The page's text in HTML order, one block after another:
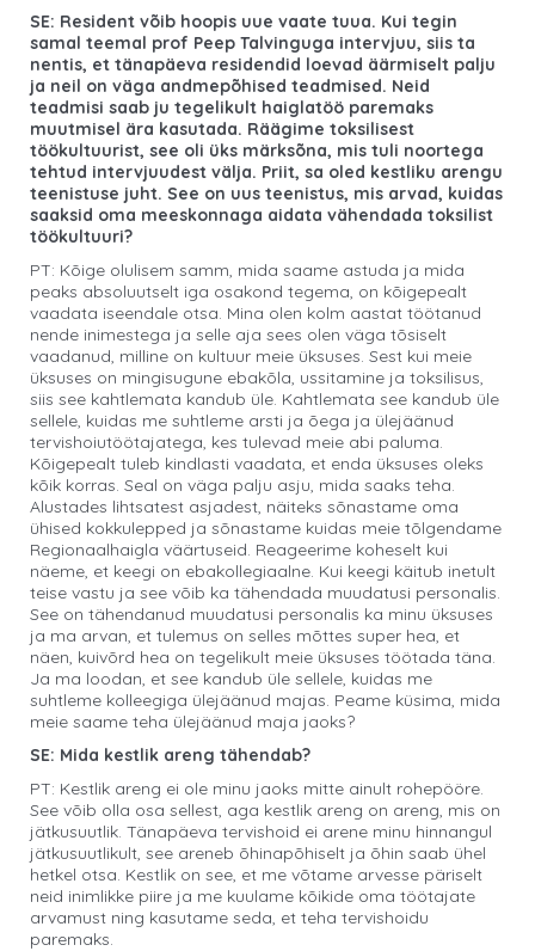
SE: Resident võib hoopis uue vaate tuua. Kui tegin
samal teemal prof Peep Talvinguga intervjuu, siis ta
nentis, et tänapäeva residendid loevad äärmiselt palju
ja neil on väga andmepõhised teadmised. Neid
teadmisi saab ju tegelikult haiglatöö paremaks
muutmisel ära kasutada. Räägime toksilisest
töökultuurist, see oli üks märksõna, mis tuli noortega
tehtud intervjuudest välja. Priit, sa oled kestliku arengu
teenistuse juht. See on uus teenistus, mis arvad, kuidas
saaksid oma meeskonnaga aidata vähendada toksilist
töökultuuri?
PT: Kõige olulisem samm, mida saame astuda ja mida
peaks absoluutselt iga osakond tegema, on kõigepealt
vaadata iseendale otsa. Mina olen kolm aastat töötanud
nende inimestega ja selle aja sees olen väga tõsiselt
vaadanud, milline on kultuur meie üksuses. Sest kui meie
üksuses on mingisugune ebakõla, ussitamine ja toksilisus,
siis see kahtlemata kandub üle. Kahtlemata see kandub üle
sellele, kuidas me suhtleme arsti ja õega ja ülejäänud
tervishoiutöötajatega, kes tulevad meie abi paluma.
Kõigepealt tuleb kindlasti vaadata, et enda üksuses oleks
kõik korras. Seal on väga palju asju, mida saaks teha.
Alustades lihtsatest asjadest, näiteks sõnastame oma
ühised kokkulepped ja sõnastame kuidas meie tõlgendame
Regionaalhaigla väärtuseid. Reageerime koheselt kui
näeme, et keegi on ebakollegiaalne. Kui keegi käitub inetult
teise vastu ja see võib ka tähendada muudatusi personalis.
See on tähendanud muudatusi personalis ka minu üksuses
ja ma arvan, et tulemus on selles mõttes super hea, et
näen, kuivõrd hea on tegelikult meie üksuses töötada täna.
Ja ma loodan, et see kandub üle sellele, kuidas me
suhtleme kolleegiga ülejäänud majas. Peame küsima, mida
meie saame teha ülejäänud maja jaoks?
SE: Mida kestlik areng tähendab?
PT: Kestlik areng ei ole minu jaoks mitte ainult rohepööre.
See võib olla osa sellest, aga kestlik areng on areng, mis on
jätkusuutlik. Tänapäeva tervishoid ei arene minu hinnangul
jätkusuutlikult, see areneb õhinapõhiselt ja õhin saab ühel
hetkel otsa. Kestlik on see, et me võtame arvesse päriselt
neid inimlikke piire ja me kuulame kõikide oma töötajate
arvamust ning kasutame seda, et teha tervishoidu
paremaks.